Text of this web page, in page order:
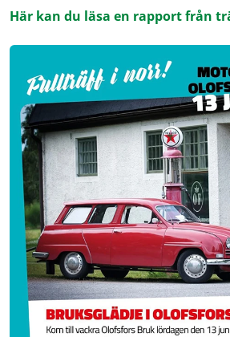
Här kan du läsa en rapport från